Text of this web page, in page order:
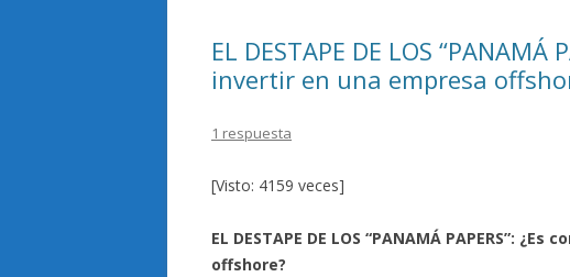
k r
EL DESTAPE DE LOS “PANAMÁ
invertir en una empresa
1 respuesta
[Visto: 4159 veces]
EL DESTAPE DE LOS “PANAMÁ PAPERS”:
offshore?